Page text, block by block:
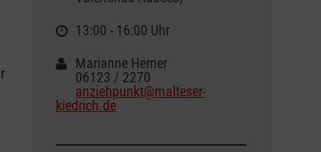
13:00 - 16:00 Uhr
Marianne Herner
06123 / 2270
anziehpunkt@malteser-
kiedrich.de